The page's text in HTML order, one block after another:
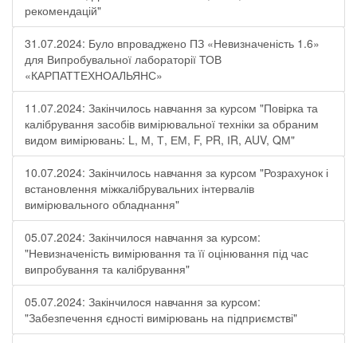
рекомендацій"
31.07.2024: Було впроваджено ПЗ «Невизначеність 1.6»
для Випробувальної лабораторії ТОВ
«КАРПАТТЕХНОАЛЬЯНС»
11.07.2024: Закінчилось навчання за курсом "Повірка та
калібрування засобів вимірювальної техніки за обраним
видом вимірювань: L, М, Т, ЕМ, F, РR, ІR, АUV, QМ"
10.07.2024: Закінчилось навчання за курсом "Розрахунок і
встановлення міжкалібрувальних інтервалів
вимірювального обладнання"
05.07.2024: Закінчилося навчання за курсом:
"Невизначеність вимірювання та її оцінювання під час
випробування та калібрування"
05.07.2024: Закінчилося навчання за курсом:
"Забезпечення єдності вимірювань на підприємстві"